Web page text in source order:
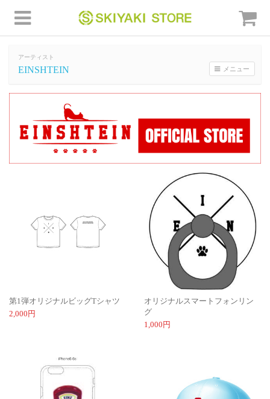
アーティスト
EINSHTEIN メニュー
第1弾オリジナルビッグTシャツ
2,000円
オリジナルスマートフォンリン
グ
1,000円